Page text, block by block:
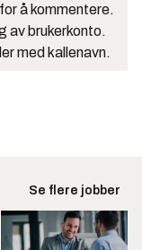
å kommentere.
av brukerkonto.
med kallenavn.
Se flere jobber